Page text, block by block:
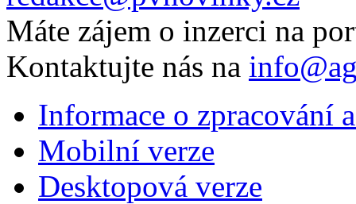
Máte zájem o inzerci na
Kontaktujte nás na
Informace o zpracování
Mobilní verze
Desktopová verze